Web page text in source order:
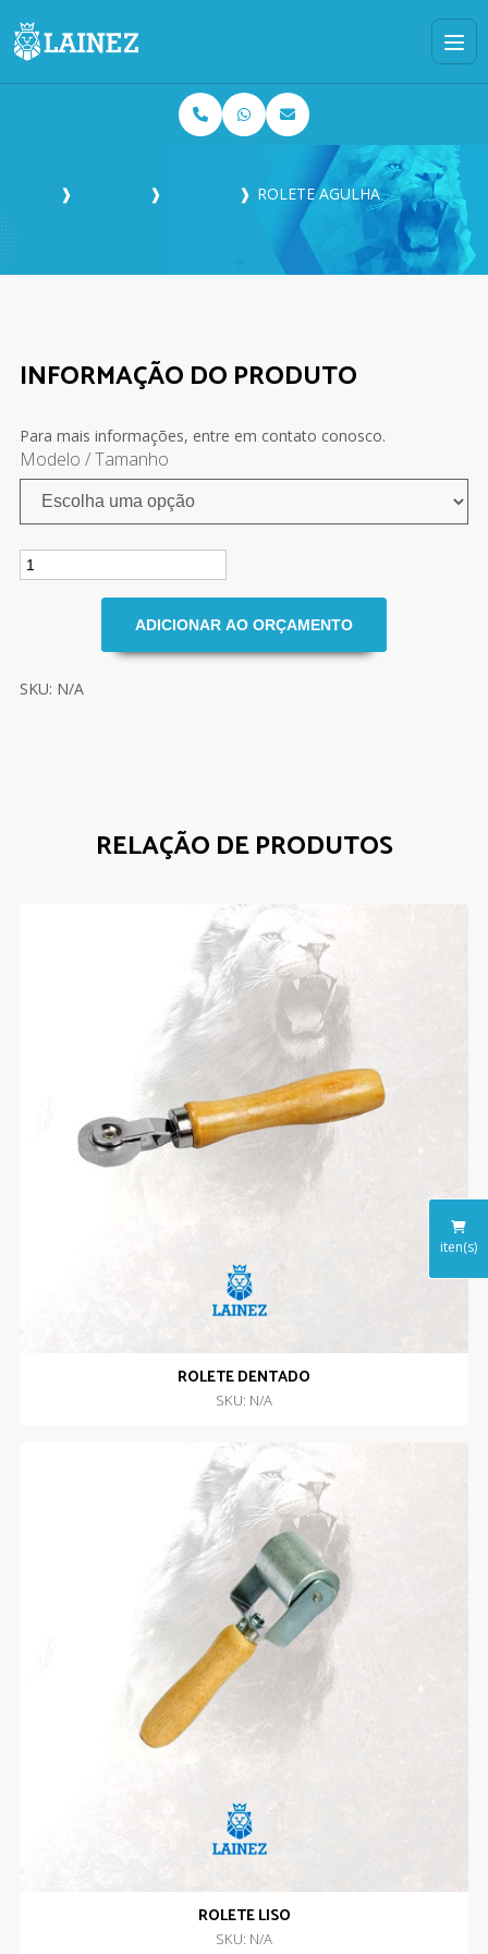
iten(s)
❱ ❱ ❱ ROLETE AGULHA
INFORMAÇÃO DO PRODUTO
Para mais informações, entre em contato conosco.
Modelo / Tamanho
SKU: N/A
RELAÇÃO DE PRODUTOS
ROLETE DENTADO
SKU: N/A
ROLETE LISO
SKU: N/A